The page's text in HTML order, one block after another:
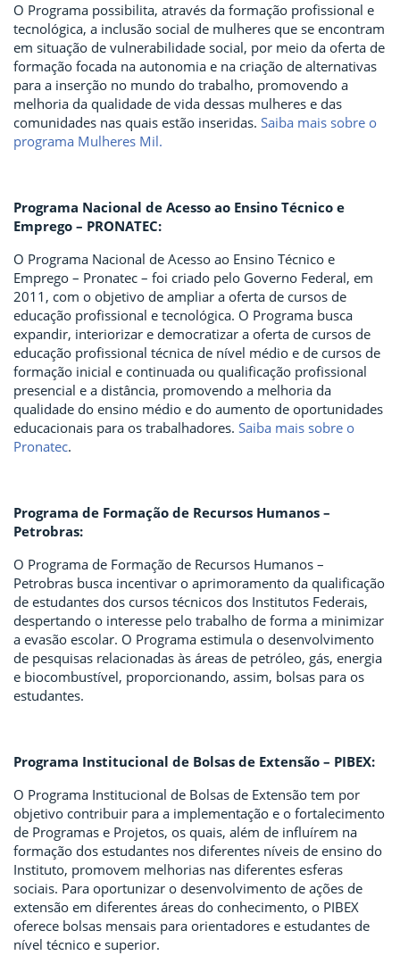
O Programa possibilita, através da formação profissional e
tecnológica, a inclusão social de mulheres que se encontram
em situação de vulnerabilidade social, por meio da oferta de
formação focada na autonomia e na criação de alternativas
para a inserção no mundo do trabalho, promovendo a
melhoria da qualidade de vida dessas mulheres e das
comunidades nas quais estão inseridas. Saiba mais sobre o
programa Mulheres Mil.
Programa Nacional de Acesso ao Ensino Técnico e
Emprego – PRONATEC:
O Programa Nacional de Acesso ao Ensino Técnico e
Emprego – Pronatec – foi criado pelo Governo Federal, em
2011, com o objetivo de ampliar a oferta de cursos de
educação profissional e tecnológica. O Programa busca
expandir, interiorizar e democratizar a oferta de cursos de
educação profissional técnica de nível médio e de cursos de
formação inicial e continuada ou qualificação profissional
presencial e a distância, promovendo a melhoria da
qualidade do ensino médio e do aumento de oportunidades
educacionais para os trabalhadores. Saiba mais sobre o
Pronatec.
Programa de Formação de Recursos Humanos –
Petrobras:
O Programa de Formação de Recursos Humanos –
Petrobras busca incentivar o aprimoramento da qualificação
de estudantes dos cursos técnicos dos Institutos Federais,
despertando o interesse pelo trabalho de forma a minimizar
a evasão escolar. O Programa estimula o desenvolvimento
de pesquisas relacionadas às áreas de petróleo, gás, energia
e biocombustível, proporcionando, assim, bolsas para os
estudantes.
Programa Institucional de Bolsas de Extensão – PIBEX:
O Programa Institucional de Bolsas de Extensão tem por
objetivo contribuir para a implementação e o fortalecimento
de Programas e Projetos, os quais, além de influírem na
formação dos estudantes nos diferentes níveis de ensino do
Instituto, promovem melhorias nas diferentes esferas
sociais. Para oportunizar o desenvolvimento de ações de
extensão em diferentes áreas do conhecimento, o PIBEX
oferece bolsas mensais para orientadores e estudantes de
nível técnico e superior.